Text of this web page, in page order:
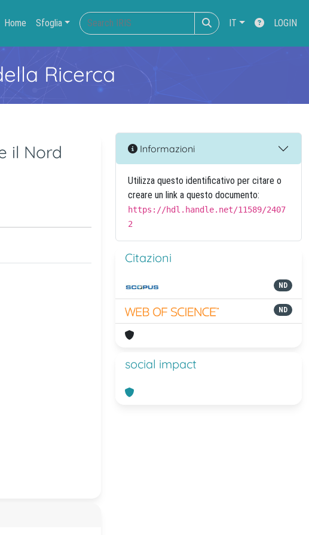
Home Sfoglia IT LOGIN
Ricerca
il Nord
Informazioni
Utilizza questo identificativo per citare o
creare un link a questo documento:
https://hdl.handle.net/11589/2407
2
Citazioni
ND
ND
social impact